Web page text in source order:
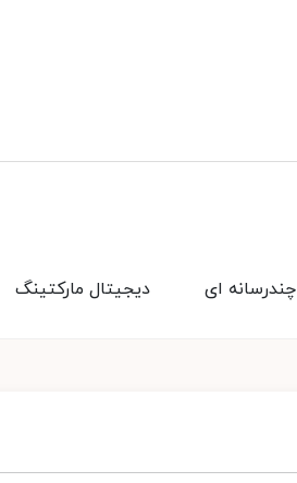
دیجیتال مارکتینگ چندرسانه ای